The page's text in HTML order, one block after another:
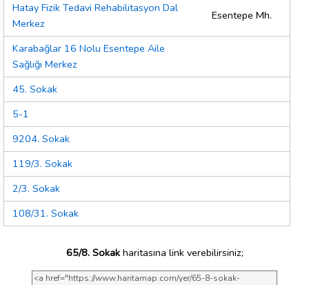
Hatay Fizik Tedavi Rehabilitasyon Dal
Merkez
Esentepe Mh.
Karabağlar 16 Nolu Esentepe Aile
Sağlığı Merkez
45. Sokak
5-1
9204. Sokak
119/3. Sokak
2/3. Sokak
108/31. Sokak
65/8. Sokakharitasına link verebilirsiniz;